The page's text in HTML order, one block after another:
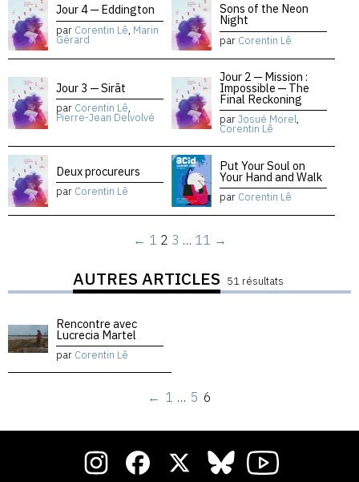
Jour 4 — Eddington
par Corentin Lê, Marin
Gérard
Sons of the Neon
Night
par Corentin Lê
Jour 3 — Sirāt
par Corentin Lê,
Pierre-Jean Delvolvé
Jour 2 — Mission :
Impossible — The
Final Reckoning
parJosué Morel,
Corentin Lê
Deux procureurs
par Corentin Lê
Put Your Soul on
Your Hand and Walk
par Corentin Lê
← 1 2 3 … 11 →
AUTRES ARTICLES 51 résultats
Rencontre avec
Lucrecia Martel
par Corentin Lê
← 1 … 5 6